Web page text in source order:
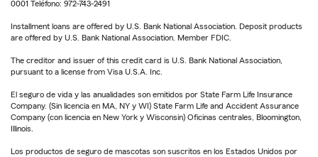
0001 Teléfono: 972-743-2491
Installment loans are offered by U.S. Bank National Association. Deposit products
are offered by U.S. Bank National Association. Member FDIC.
The creditor and issuer of this credit card is U.S. Bank National Association,
pursuant to a license from Visa U.S.A. Inc.
El seguro de vida y las anualidades son emitidos por State Farm Life Insurance
Company. (Sin licencia en MA, NY y WI) State Farm Life and Accident Assurance
Company (con licencia en New York y Wisconsin) Oficinas centrales, Bloomington,
Illinois.
Los productos de seguro de mascotas son suscritos en los Estados Unidos por